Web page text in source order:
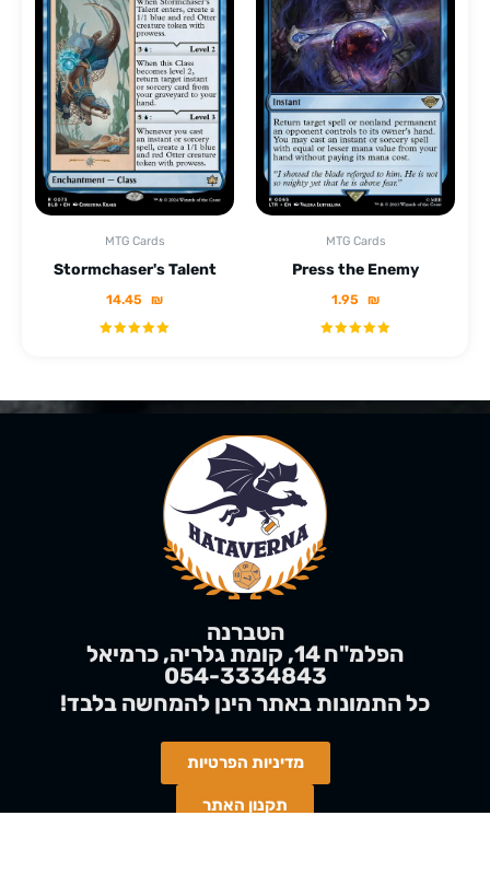
MTG Cards
Stormchaser's Talent
14.45 ₪
MTG Cards
Press the Enemy
1.95 ₪
הטברנה
הפלמ"ח 14, קומת גלריה, כרמיאל
054-3334843
!כל התמונות באתר הינן להמחשה בלבד
מדיניות הפרטיות
תקנון האתר